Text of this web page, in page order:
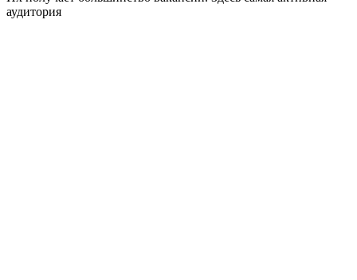
аудитория